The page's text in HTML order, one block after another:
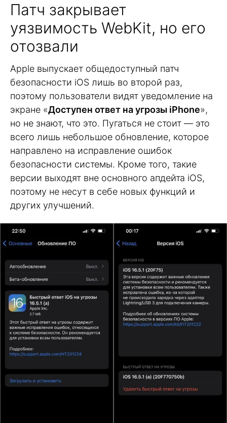
Патч закрывает
уязвимость WebKit, но его
отозвали
Apple выпускает общедоступный патч
безопасности iOS лишь во второй раз,
поэтому пользователи видят уведомление на
экране «Доступен ответ на угрозы iPhone»,
но не знают, что это. Пугаться не стоит — это
всего лишь небольшое обновление, которое
направлено на исправление ошибок
безопасности системы. Кроме того, такие
версии выходят вне основного апдейта iOS,
поэтому не несут в себе новых функций и
других улучшений.